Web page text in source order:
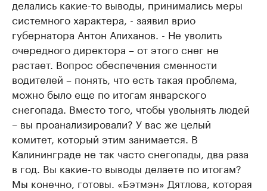
делались какие-то выводы, принимались меры
системного характера, - заявил врио
губернатора Антон Алиханов. - Не уволить
очередного директора – от этого снег не
растает. Вопрос обеспечения сменности
водителей – понять, что есть такая проблема,
можно было еще по итогам январского
снегопада. Вместо того, чтобы увольнять людей
– вы проанализировали? У вас же целый
комитет, который этим занимается. В
Калининграде не так часто снегопады, два раза
в год. Вы какие-то выводы делаете по итогам?
Мы конечно, готовы. «Бэтмэн» Дятлова, которая